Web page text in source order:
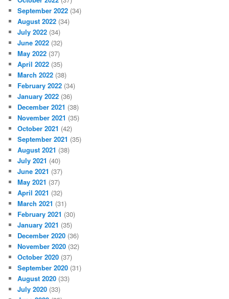
September 2022 (34)
August 2022 (34)
July 2022 (34)
June 2022 (32)
May 2022 (37)
April 2022 (35)
March 2022 (38)
February 2022 (34)
January 2022 (36)
December 2021 (38)
November 2021 (35)
October 2021 (42)
September 2021 (35)
August 2021 (38)
July 2021 (40)
June 2021 (37)
May 2021 (37)
April 2021 (32)
March 2021 (31)
February 2021 (30)
January 2021 (35)
December 2020 (36)
November 2020 (32)
October 2020 (37)
September 2020 (31)
August 2020 (33)
July 2020 (33)